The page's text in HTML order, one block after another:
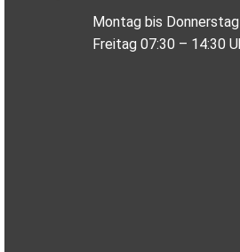
Montag bis
Freitag 07:30 – 14:30